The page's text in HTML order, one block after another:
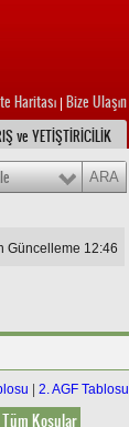
Haritası Bize Ulaşın
ve YETİŞTİRİCİLİK
Güncelleme 12:46
2. AGF Tablosu
Tüm Koşular